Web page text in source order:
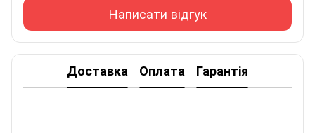
Написати відгук
Доставка Оплата Гарантія